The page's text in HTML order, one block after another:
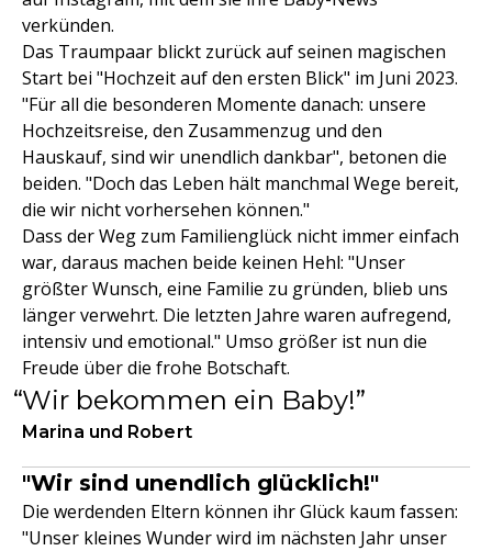
verkünden.
Das Traumpaar blickt zurück auf seinen magischen
Start bei "Hochzeit auf den ersten Blick" im Juni 2023.
"Für all die besonderen Momente danach: unsere
Hochzeitsreise, den Zusammenzug und den
Hauskauf, sind wir unendlich dankbar", betonen die
beiden. "Doch das Leben hält manchmal Wege bereit,
die wir nicht vorhersehen können."
Dass der Weg zum Familienglück nicht immer einfach
war, daraus machen beide keinen Hehl: "Unser
größter Wunsch, eine Familie zu gründen, blieb uns
länger verwehrt. Die letzten Jahre waren aufregend,
intensiv und emotional." Umso größer ist nun die
Freude über die frohe Botschaft.
Wir bekommen ein Baby!
Marina und Robert
"Wir sind unendlich glücklich!"
Die werdenden Eltern können ihr Glück kaum fassen:
"Unser kleines Wunder wird im nächsten Jahr unser